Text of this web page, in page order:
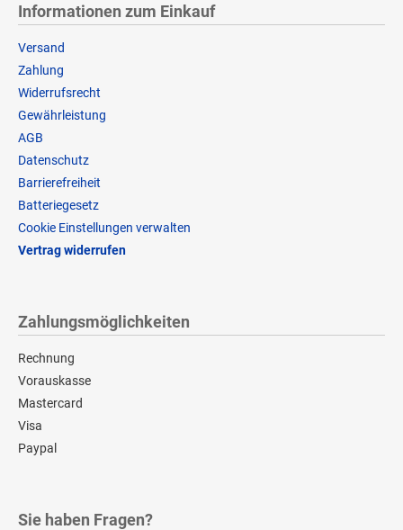
Informationen zum Einkauf
Versand
Zahlung
Widerrufsrecht
Gewährleistung
AGB
Datenschutz
Barrierefreiheit
Batteriegesetz
Cookie Einstellungen verwalten
Vertrag widerrufen
Zahlungsmöglichkeiten
Rechnung
Vorauskasse
Mastercard
Visa
Paypal
Sie haben Fragen?